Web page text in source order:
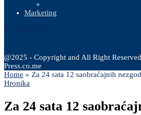
Marketing
@2025 - Copyright and All Right Reserved
Press.co.me
Home » Za 24 sata 12 saobraćajnih
Hronika
Za 24 sata 12